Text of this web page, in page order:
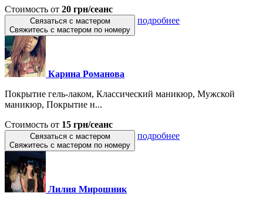
Стоимость от 20 грн/сеанс
Связаться с мастером
Свяжитесь с мастером по номеру
подробнее
Карина Романова
Покрытие гель-лаком, Классический маникюр, Мужской
маникюр, Покрытие н...
Стоимость от 15 грн/сеанс
Связаться с мастером
Свяжитесь с мастером по номеру
подробнее
Лилия Мирошник